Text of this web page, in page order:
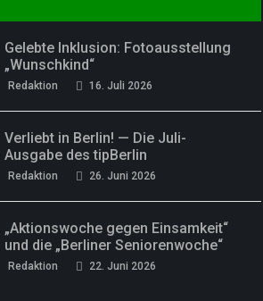
Gelebte Inklusion: Fotoausstellung
„Wunschkind“
Redaktion 16. Juli 2026
Verliebt in Berlin! — Die Juli-
Ausgabe des tipBerlin
Redaktion 26. Juni 2026
„Aktionswoche gegen Einsamkeit“
und die „Berliner Seniorenwoche“
Redaktion 22. Juni 2026